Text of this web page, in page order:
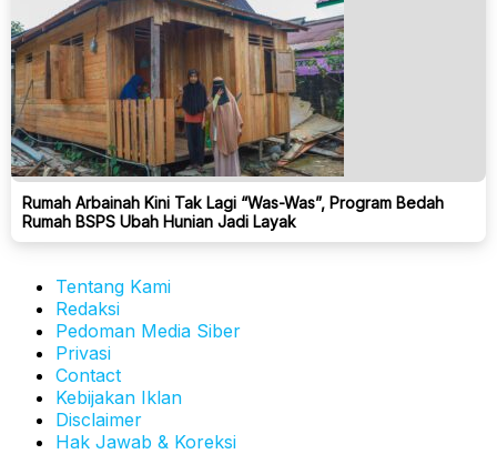
Rumah Arbainah Kini Tak Lagi “Was-Was”, Program Bedah
Rumah BSPS Ubah Hunian Jadi Layak
Tentang Kami
Redaksi
Pedoman Media Siber
Privasi
Contact
Kebijakan Iklan
Disclaimer
Hak Jawab & Koreksi